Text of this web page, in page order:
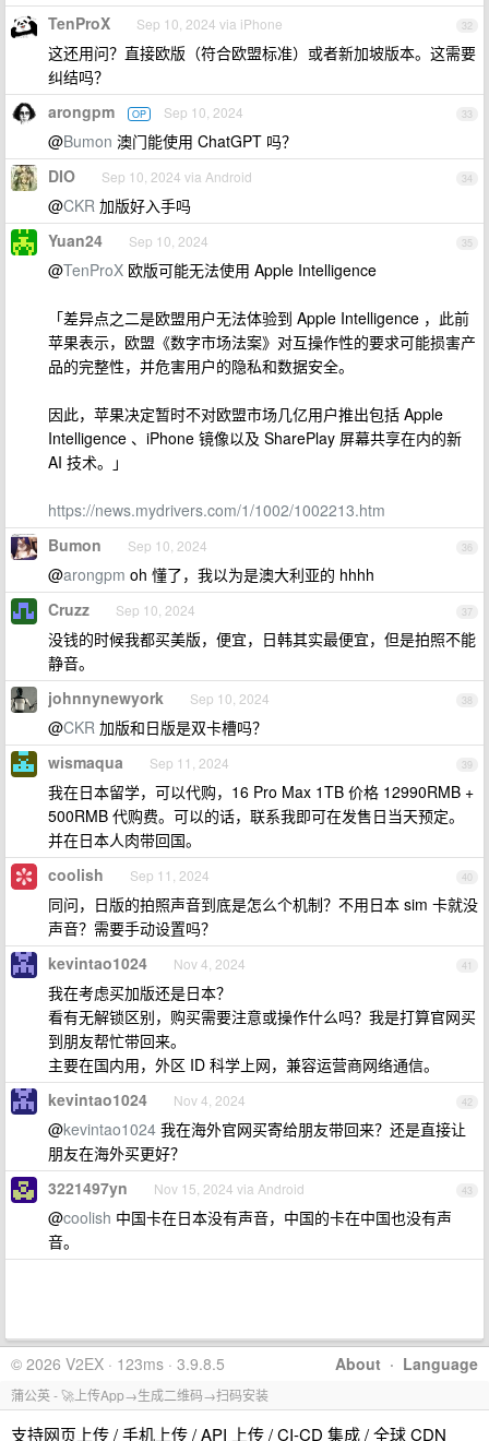
32
TenProX Sep 10, 2024 via iPhone
这还用问？直接欧版（符合欧盟标准）或者新加坡版本。这需要
纠结吗？
33
arongpm OP Sep 10, 2024
@Bumon 澳门能使用 ChatGPT 吗？
34
DIO Sep 10, 2024 via Android
@CKR 加版好入手吗
35
Yuan24 Sep 10, 2024
@TenProX 欧版可能无法使用 Apple Intelligence
「差异点之二是欧盟用户无法体验到 Apple Intelligence ，此前
苹果表示，欧盟《数字市场法案》对互操作性的要求可能损害产
品的完整性，并危害用户的隐私和数据安全。
因此，苹果决定暂时不对欧盟市场几亿用户推出包括 Apple
Intelligence 、iPhone 镜像以及 SharePlay 屏幕共享在内的新
AI 技术。」
https://news.mydrivers.com/1/1002/1002213.htm
36
Bumon Sep 10, 2024
@arongpm oh 懂了，我以为是澳大利亚的 hhhh
37
Cruzz Sep 10, 2024
没钱的时候我都买美版，便宜，日韩其实最便宜，但是拍照不能
静音。
38
johnnynewyork Sep 10, 2024
@CKR 加版和日版是双卡槽吗？
39
wismaqua Sep 11, 2024
我在日本留学，可以代购，16 Pro Max 1TB 价格 12990RMB +
500RMB 代购费。可以的话，联系我即可在发售日当天预定。
并在日本人肉带回国。
40
coolish Sep 11, 2024
同问，日版的拍照声音到底是怎么个机制？不用日本 sim 卡就没
声音？需要手动设置吗？
41
kevintao1024 Nov 4, 2024
我在考虑买加版还是日本？
看有无解锁区别，购买需要注意或操作什么吗？我是打算官网买
到朋友帮忙带回来。
主要在国内用，外区 ID 科学上网，兼容运营商网络通信。
42
kevintao1024 Nov 4, 2024
@kevintao1024 我在海外官网买寄给朋友带回来？还是直接让
朋友在海外买更好？
43
3221497yn Nov 15, 2024 via Android
@coolish 中国卡在日本没有声音，中国的卡在中国也没有声
音。
About · Language
© 2026 V2EX · 123ms · 3.9.8.5
蒲公英 - 🚀上传App→生成二维码→扫码安装
支持网页上传 / 手机上传 / API 上传 / CI-CD 集成 / 全球 CDN